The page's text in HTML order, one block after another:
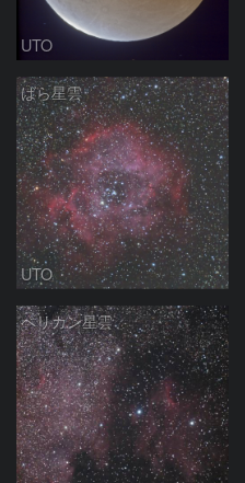
UTO
ばら星雲
UTO
ペリカン星雲